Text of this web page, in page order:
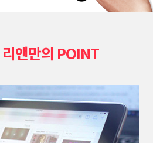
리앤만의 POINT